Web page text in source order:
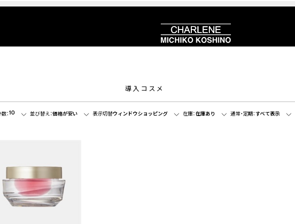
導入コスメ
：10 並び替え：価格が安い 表示切替ウィンドウショッピング 在庫：在庫あり 通常・定期：すべて表示